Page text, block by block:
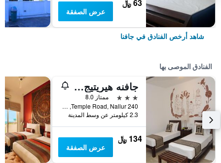
63 ﷼
عرض الصفقة
شاهد أرخص الفنادق في جافنا
الفنادق الموصى بها
جافنه هيريتيج فيلا
3 نجوم
ممتاز 8.0
240 Temple Road, Nallur, جافنا, سريلانكا
2.3 كيلومتر عن وسط المدينة
134 ﷼
عرض الصفقة